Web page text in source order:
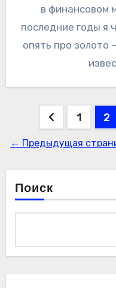
в финансовом
последние годы я
опять про золото
Пагинация
записей
1 2
← Предыдущая
Поиск